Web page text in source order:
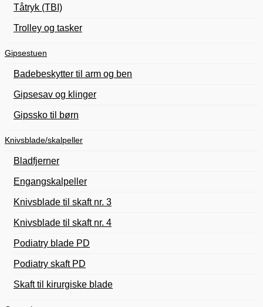
Tåtryk (TBI)
Trolley og tasker
Gipsestuen
Badebeskytter til arm og ben
Gipsesav og klinger
Gipssko til børn
Knivsblade/skalpeller
Bladfjerner
Engangskalpeller
Knivsblade til skaft nr. 3
Knivsblade til skaft nr. 4
Podiatry blade PD
Podiatry skaft PD
Skaft til kirurgiske blade